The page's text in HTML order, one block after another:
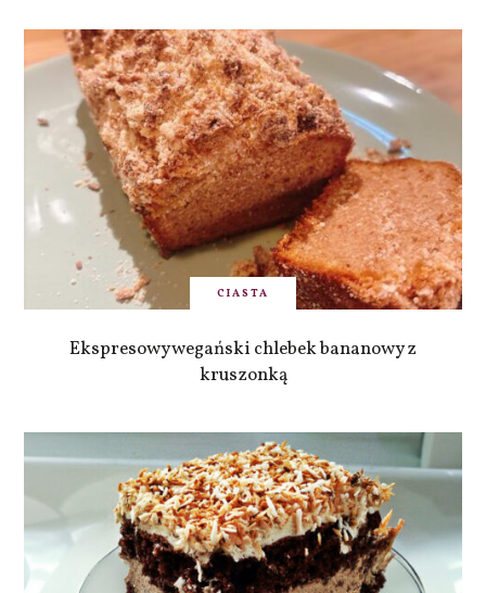
CIASTA
Ekspresowy wegański chlebek bananowy z
kruszonką